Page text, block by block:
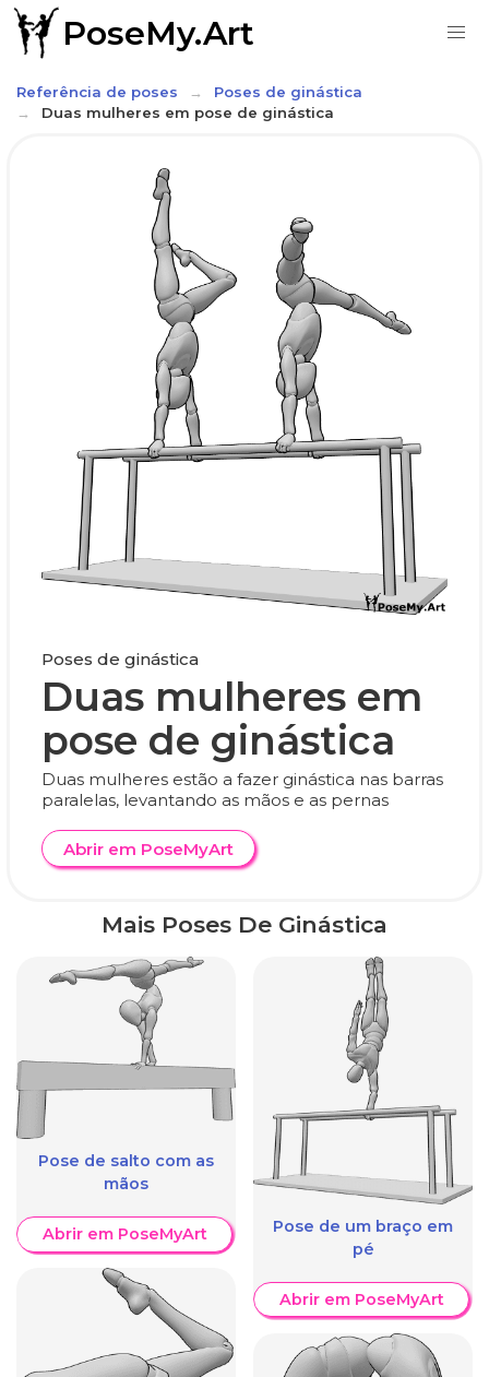
PoseMy.Art
Referência de poses
Poses de ginástica
Duas mulheres em pose de ginástica
Poses de ginástica
Duas mulheres em
pose de ginástica
Duas mulheres estão a fazer ginástica nas barras
paralelas, levantando as mãos e as pernas
Abrir em PoseMyArt
Mais Poses De Ginástica
Pose de salto com as
mãos
Abrir em PoseMyArt
Pose de um braço em
pé
Abrir em PoseMyArt